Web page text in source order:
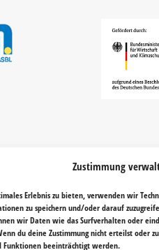
Zustimmung
Erlebnis zu bieten, verwenden wir
zu speichern und/oder darauf
wir Daten wie das Surfverhalten oder
du deine Zustimmung nicht erteilst oder
Funktionen beeinträchtigt werden.